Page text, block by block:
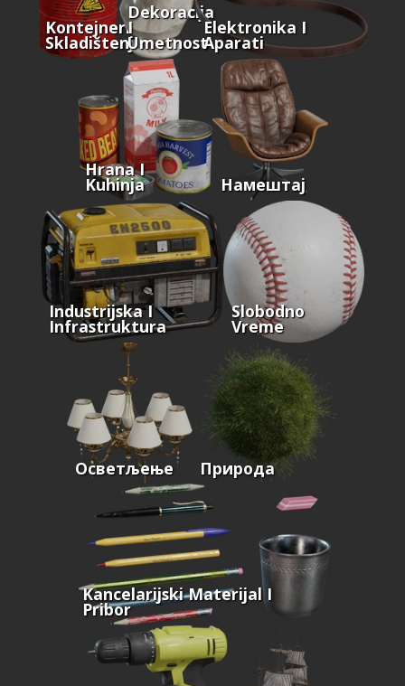
Kontejneri I
Skladištenje
Dekoracija
I
Umetnost
Elektronika I
Aparati
Hrana I
Kuhinja Намештај
Industrijska I
Infrastruktura
Slobodno
Vreme
Осветљење Природа
Kancelarijski Materijal I
Pribor